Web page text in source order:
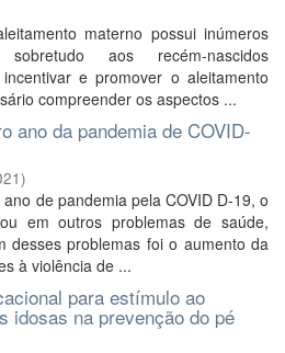
materno possui inúmeros
sobretudo aos recém-nascidos
e promover o aleitamento
compreender os aspectos ...
ano da pandemia de COVID-
)
de pandemia pela COVID D-19, o
em outros problemas de saúde,
desses problemas foi o aumento da
à violência de ...
para estímulo ao
idosas na prevenção do pé